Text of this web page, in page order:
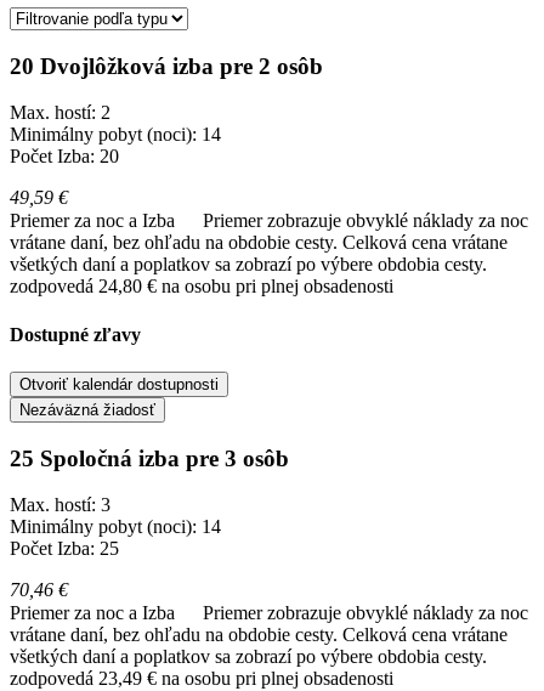
20 Dvojlôžková izba pre 2 osôb
Max. hostí: 2
Minimálny pobyt (noci): 14
Počet Izba: 20
49,59 €
Priemer za noc a Izba
Priemer zobrazuje obvyklé náklady za noc
vrátane daní, bez ohľadu na obdobie cesty. Celková cena vrátane
všetkých daní a poplatkov sa zobrazí po výbere obdobia cesty.
zodpovedá 24,80 € na osobu pri plnej obsadenosti
Dostupné zľavy
Otvoriť kalendár dostupnosti
Nezáväzná žiadosť
25 Spoločná izba pre 3 osôb
Max. hostí: 3
Minimálny pobyt (noci): 14
Počet Izba: 25
70,46 €
Priemer za noc a Izba
Priemer zobrazuje obvyklé náklady za noc
vrátane daní, bez ohľadu na obdobie cesty. Celková cena vrátane
všetkých daní a poplatkov sa zobrazí po výbere obdobia cesty.
zodpovedá 23,49 € na osobu pri plnej obsadenosti